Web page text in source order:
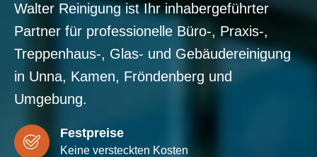
Walter Reinigung ist Ihr inhabergeführter
Partner für professionelle Büro-, Praxis-,
Treppenhaus-, Glas- und Gebäudereinigung
in Unna, Kamen, Fröndenberg und
Umgebung.
Festpreise
Keine versteckten Kosten